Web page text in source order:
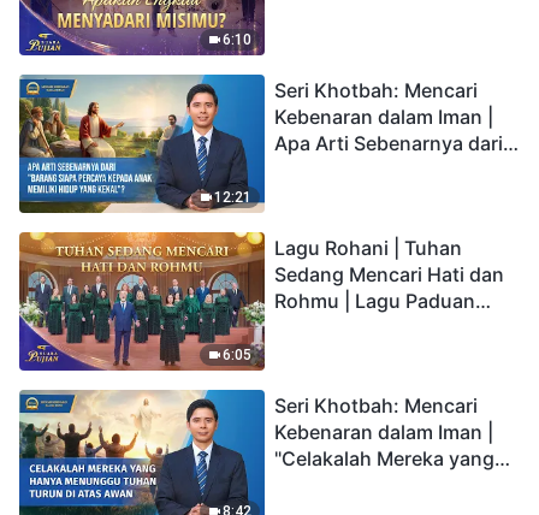
6:10
12:21
Seri Khotbah: Mencari
Kebenaran dalam Iman |
Apa Arti Sebenarnya dari
6:05
Lagu Rohani | Tuhan
Sedang Mencari Hati dan
Rohmu | Lagu Paduan
Seri Khotbah: Mencari
Kebenaran dalam Iman |
"Celakalah Mereka yang